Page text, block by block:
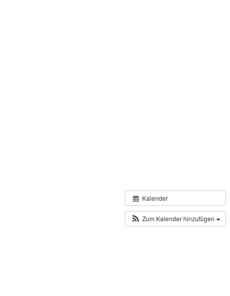
Kalender
Zum Kalender hinzufügen